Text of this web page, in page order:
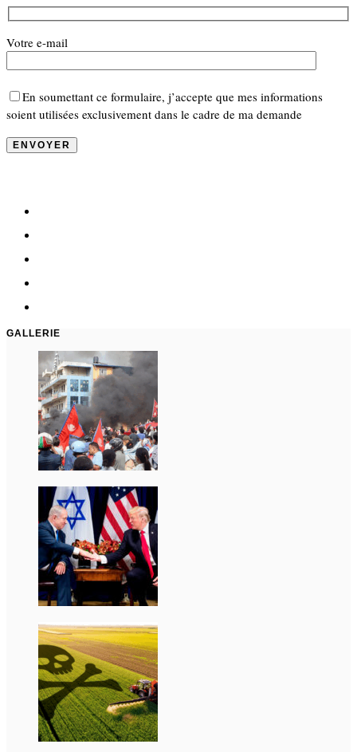
Votre e-mail
En soumettant ce formulaire, j’accepte que mes informations
soient utilisées exclusivement dans le cadre de ma demande
GALLERIE